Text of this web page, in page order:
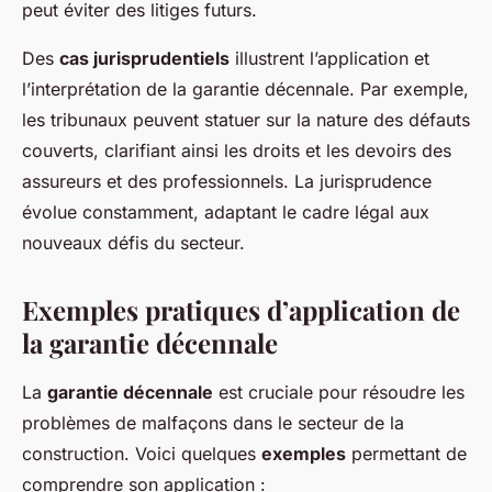
peut éviter des litiges futurs.
Des cas jurisprudentiels illustrent l’application et
l’interprétation de la garantie décennale. Par exemple,
les tribunaux peuvent statuer sur la nature des défauts
couverts, clarifiant ainsi les droits et les devoirs des
assureurs et des professionnels. La jurisprudence
évolue constamment, adaptant le cadre légal aux
nouveaux défis du secteur.
Exemples pratiques d’application de
la garantie décennale
La garantie décennale est cruciale pour résoudre les
problèmes de malfaçons dans le secteur de la
construction. Voici quelques exemples permettant de
comprendre son application :